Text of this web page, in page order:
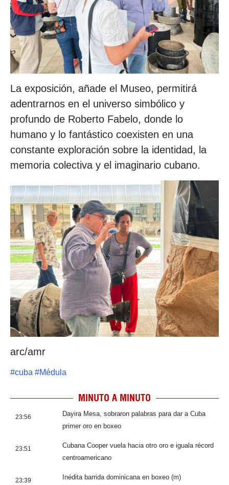
La exposición, añade el Museo, permitirá
adentrarnos en el universo simbólico y
profundo de Roberto Fabelo, donde lo
humano y lo fantástico coexisten en una
constante exploración sobre la identidad, la
memoria colectiva y el imaginario cubano.
arc/amr
#cuba #Médula
MINUTO A MINUTO
23:56
Dayira Mesa, sobraron palabras para dar a Cuba
primer oro en boxeo
23:51
Cubana Cooper vuela hacia otro oro e iguala récord
centroamericano
23:39
Inédita barrida dominicana en boxeo (m)